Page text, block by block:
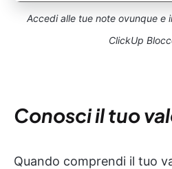
Accedi alle tue note ovunque e
ClickUp
Conosci il tuo
Quando comprendi il tuo